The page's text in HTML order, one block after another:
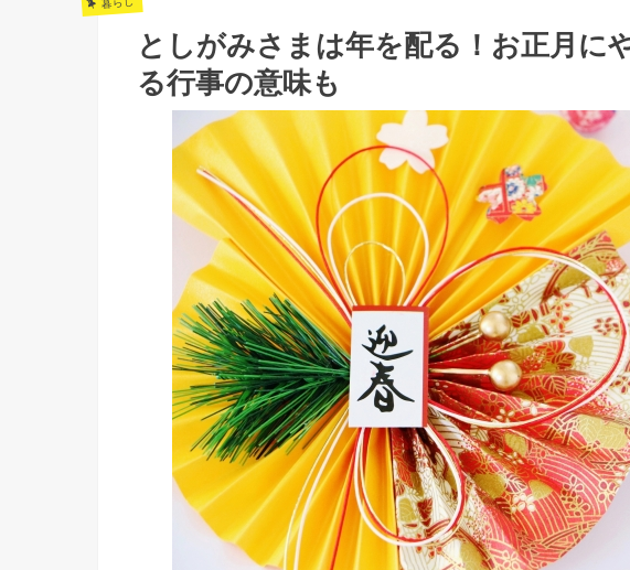
としがみさまは年を配る！お正月に
る行事の意味も